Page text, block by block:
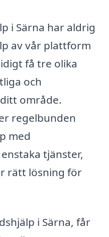
i Särna har aldrig
av vår plattform
få tre olika
och
område.
regelbunden
med
tjänster,
rätt lösning för
i Särna, får